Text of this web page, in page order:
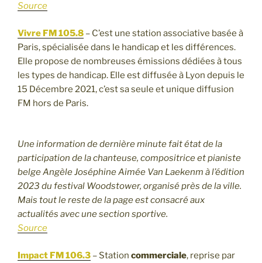
Source
Vivre FM 105.8 – C’est une station associative basée à
Paris, spécialisée dans le handicap et les différences.
Elle propose de nombreuses émissions dédiées à tous
les types de handicap. Elle est diffusée à Lyon depuis le
15 Décembre 2021, c’est sa seule et unique diffusion
FM hors de Paris.
Une information de dernière minute fait état de la
participation de la chanteuse, compositrice et pianiste
belge Angèle Joséphine Aimée Van Laekenm à l’édition
2023 du festival Woodstower, organisé près de la ville.
Mais tout le reste de la page est consacré aux
actualités avec une section sportive.
Source
Impact FM 106.3 – Station commerciale, reprise par